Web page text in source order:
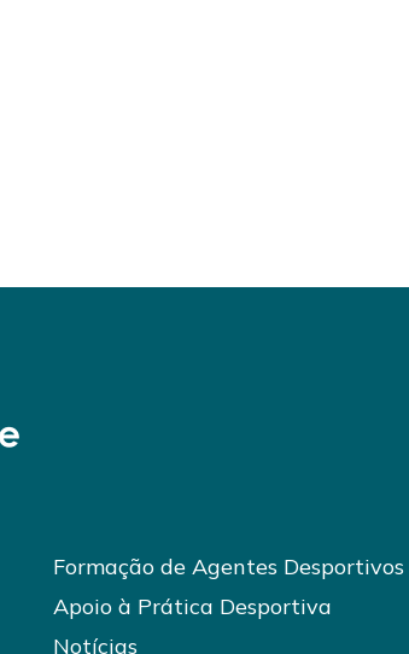
Formação de Agentes Desportivos
Apoio à Prática Desportiva
Notícias